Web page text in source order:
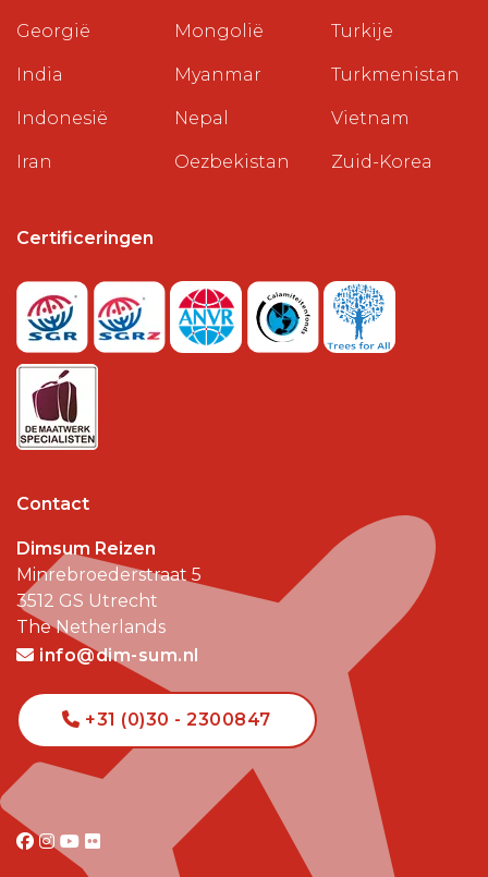
Georgië
India
Indonesië
Iran
Mongolië
Myanmar
Nepal
Oezbekistan
Turkije
Turkmenistan
Vietnam
Zuid-Korea
Certificeringen
Contact
Dimsum Reizen
Minrebroederstraat 5
3512 GS Utrecht
The Netherlands
info@dim-sum.nl
+31 (0)30 - 2300847